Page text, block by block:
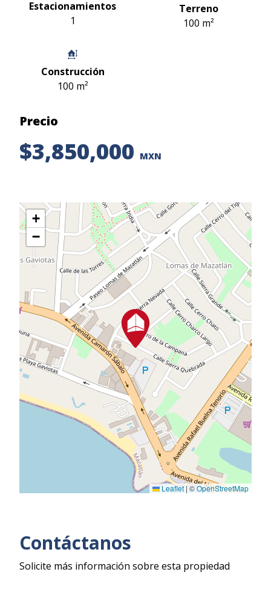
Estacionamientos
1
Terreno
100 m²
Construcción
100 m²
Precio
$3,850,000 MXN
+
−
Leaflet | ©OpenStreetMap
Contáctanos
Solicite más información sobre esta propiedad